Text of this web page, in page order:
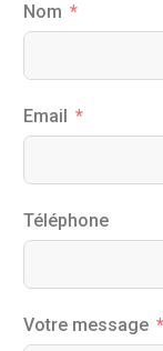
Nom
Email
Téléphone
Votre message